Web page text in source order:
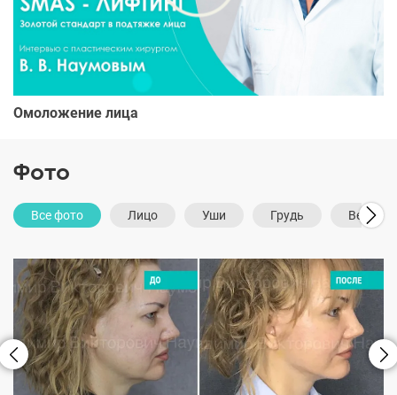
Омоложение лица
Фото
Все фото Лицо Уши Грудь Веки